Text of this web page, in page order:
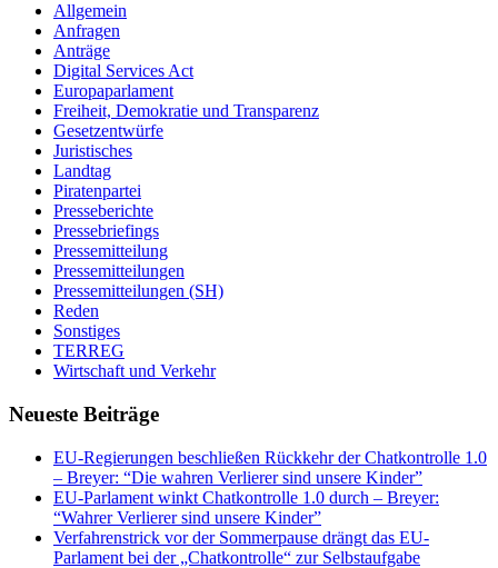
Allgemein
Anfragen
Anträge
Digital Services Act
Europaparlament
Freiheit, Demokratie und Transparenz
Gesetzentwürfe
Juristisches
Landtag
Piratenpartei
Presseberichte
Pressebriefings
Pressemitteilung
Pressemitteilungen
Pressemitteilungen (SH)
Reden
Sonstiges
TERREG
Wirtschaft und Verkehr
Neueste Beiträge
EU-Regierungen beschließen Rückkehr der Chatkontrolle 1.0
– Breyer: “Die wahren Verlierer sind unsere Kinder”
EU-Parlament winkt Chatkontrolle 1.0 durch – Breyer:
“Wahrer Verlierer sind unsere Kinder”
Verfahrenstrick vor der Sommerpause drängt das EU-
Parlament bei der „Chatkontrolle“ zur Selbstaufgabe